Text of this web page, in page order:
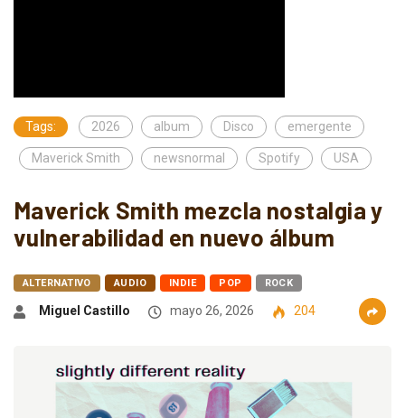
Tags: 2026 album Disco emergente
Maverick Smith newsnormal Spotify USA
Maverick Smith mezcla nostalgia y
vulnerabilidad en nuevo álbum
ALTERNATIVO AUDIO INDIE POP ROCK
Miguel Castillo mayo 26, 2026 204